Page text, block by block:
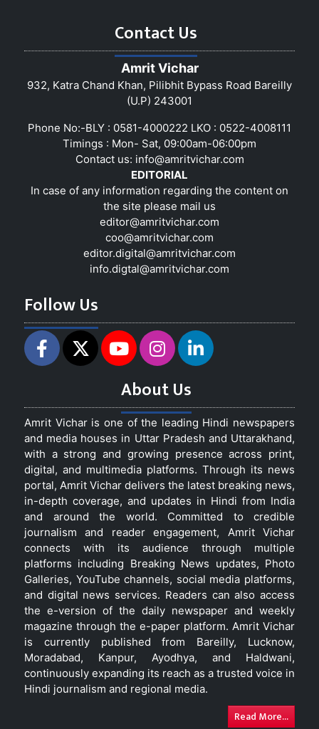
Contact Us
Amrit Vichar
932, Katra Chand Khan, Pilibhit Bypass Road Bareilly
(U.P) 243001
Phone No:-BLY : 0581-4000222 LKO : 0522-4008111
Timings : Mon- Sat, 09:00am-06:00pm
Contact us: info@amritvichar.com
EDITORIAL
In case of any information regarding the content on
the site please mail us
editor@amritvichar.com
coo@amritvichar.com
editor.digital@amritvichar.com
info.digtal@amritvichar.com
Follow Us
About Us
Amrit Vichar is one of the leading Hindi newspapers
and media houses in Uttar Pradesh and Uttarakhand,
with a strong and growing presence across print,
digital, and multimedia platforms. Through its news
portal, Amrit Vichar delivers the latest breaking news,
in-depth coverage, and updates in Hindi from India
and around the world. Committed to credible
journalism and reader engagement, Amrit Vichar
connects with its audience through multiple
platforms including Breaking News updates, Photo
Galleries, YouTube channels, social media platforms,
and digital news services. Readers can also access
the e-version of the daily newspaper and weekly
magazine through the e-paper platform. Amrit Vichar
is currently published from Bareilly, Lucknow,
Moradabad, Kanpur, Ayodhya, and Haldwani,
continuously expanding its reach as a trusted voice in
Hindi journalism and regional media.
Read More...